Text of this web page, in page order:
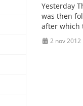
Yesterday
was then
after which
2 nov 2012